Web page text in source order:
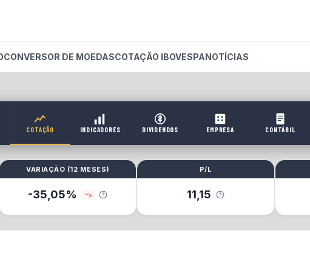
CONVERSOR DE MOEDASCOTAÇÃO IBOVESPANOTÍCIAS
COTAÇÃO INDICADORES DIVIDENDOS EMPRESA CONTÁBIL
VARIAÇÃO (12 MESES)
-35,05%
P/L
11,15